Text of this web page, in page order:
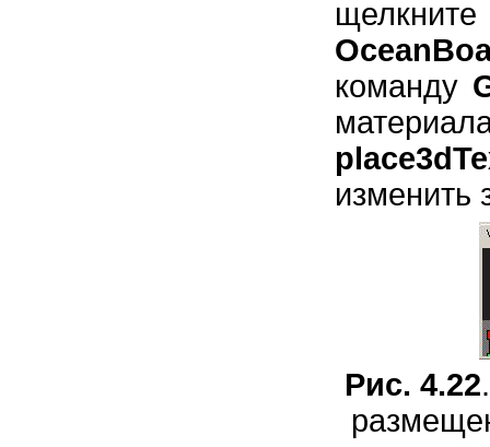
команду
изменить
Рис. 4.22